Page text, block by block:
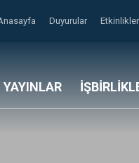
Duyurular Etkinlikler
YAYINLAR